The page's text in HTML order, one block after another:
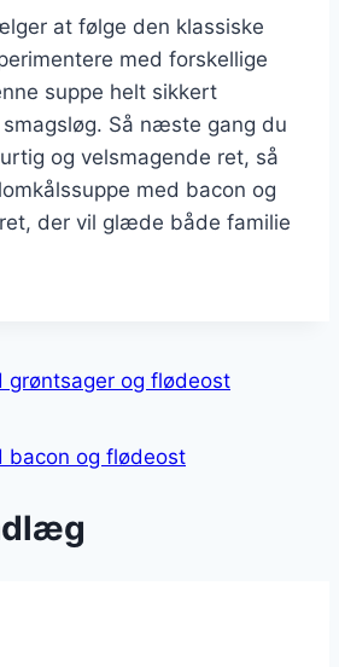
at følge den klassiske
med forskellige
suppe helt sikkert
Så næste gang du
og velsmagende ret, så
med bacon og
der vil glæde både familie
grøntsager og flødeost
bacon og flødeost